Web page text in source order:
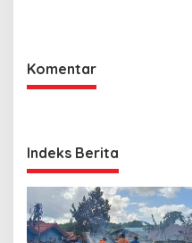
Komentar
Indeks Berita